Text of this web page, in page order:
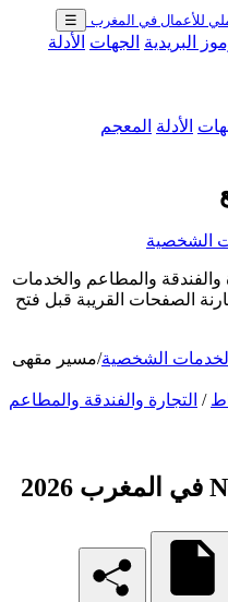
للأعمال في المغرب ☰
البريدية الجهات الأدلة
الأدلة المعجم
الشخصية
والمطاعم والخدمات
الصفحات القريبة قبل فتح
الشخصية/مسير مقهى
/ التجارة والفندقة والمطاعم